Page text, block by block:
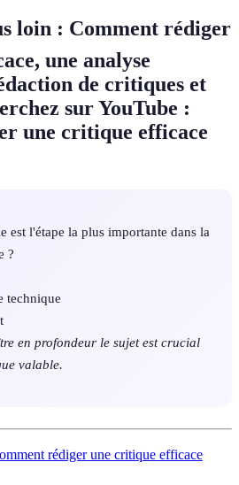
loin : Comment rédiger
, une analyse
de critiques et
sur YouTube :
une critique efficace
est l'étape la plus importante dans la
?
technique
en profondeur le sujet est crucial
valable.
rédiger une critique efficace